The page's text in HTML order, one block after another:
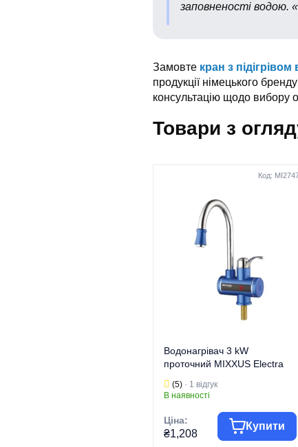
заповненості водою.
Замовте кран з
продукції німецького
консультацію щодо вибору
Товари з
Код:
Водонагрівач 3 kW
проточний MIXXUS Electra
RESET, на мийку (колір
(5) · 1 відгук
В наявності
Ціна:
₴1,208
Купити